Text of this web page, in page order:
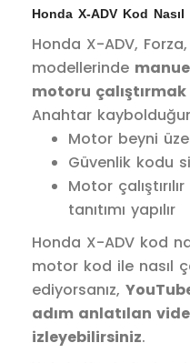
Honda X-ADV Kod
Honda X-ADV,
modellerinde
motoru
Anahtar
Motor beyni
Güvenlik kodu
Motor
tanıtımı yapılır
Honda X-ADV kod
motor kod ile nasıl
ediyorsanız,
adım anlatılan
izleyebilirsiniz.